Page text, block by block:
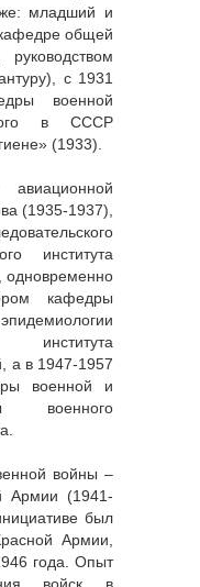
младший и
общей
с 1931
военной
в СССР
(1933).
(1935-1937),
института
одновременно
кафедры
а в 1947-1957
военной и
военного
войны ‒
Армии (1941-
был
Армии,
года. Опыт
войск в